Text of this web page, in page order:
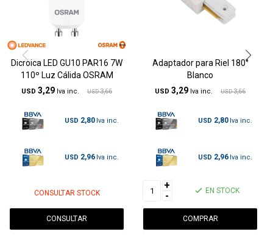
Dicroica LED GU10 PAR16 7W
110º Luz Cálida OSRAM
USD 3,29 USD 3,66
USD 2,80
USD 2,96
CONSULTAR STOCK
CONSULTAR
Adaptador para Riel 180°
Blanco
USD 3,29 USD 3,66
USD 2,80
USD 2,96
+
-
EN STOCK